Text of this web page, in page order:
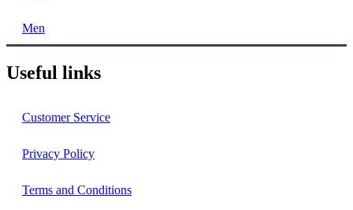
Men
Useful links
Customer Service
Privacy Policy
Terms and Conditions